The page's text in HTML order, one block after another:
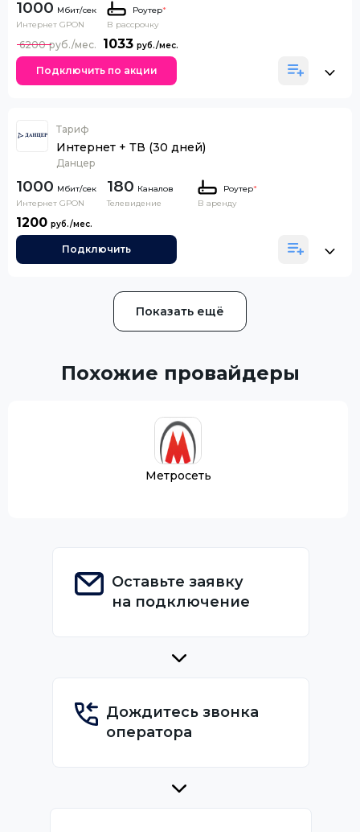
1000
Интернет GPON
Роутер*
В рассрочку
1033
6200
Подключить по акции
Тариф
Интернет + ТВ (30 дней)
Данцер
1000
Интернет GPON
180 Каналов
Телевидение
Роутер*
В аренду
1200
Подключить
Показать ещё
Похожие провайдеры
Метросеть
Оставьте заявку
на подключение
Дождитесь звонка
оператора